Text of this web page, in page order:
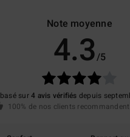
Note moyenne
4.3/5
basé sur4 avis vérifiés depuis
100% de nos clients